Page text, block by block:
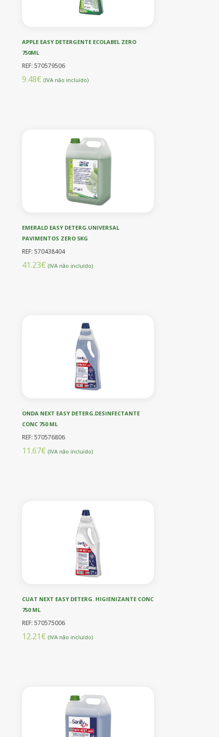
APPLE EASY DETERGENTE ECOLABEL ZERO
750ML
REF: 570579506
9.48€ (IVA não incluído)
EMERALD EASY DETERG.UNIVERSAL
PAVIMENTOS ZERO 5KG
REF: 570438404
41.23€ (IVA não incluído)
ONDA NEXT EASY DETERG.DESINFECTANTE
CONC 750 ML
REF: 570576806
11.67€ (IVA não incluído)
CUAT NEXT EASY DETERG. HIGIENIZANTE CONC
750 ML
REF: 570575006
12.21€ (IVA não incluído)